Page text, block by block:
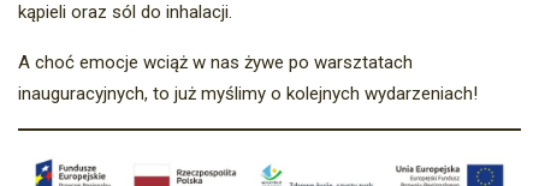
kąpieli oraz sól do inhalacji.
A choć emocje wciąż w nas żywe po warsztatach
inauguracyjnych, to już myślimy o kolejnych wydarzeniach!